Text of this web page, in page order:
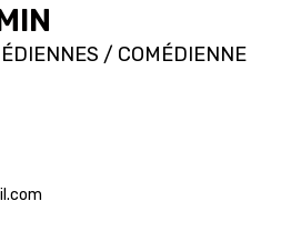
/ COMÉDIENNE